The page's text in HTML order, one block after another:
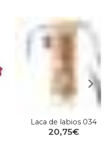
Laca de labios 034
20,75€